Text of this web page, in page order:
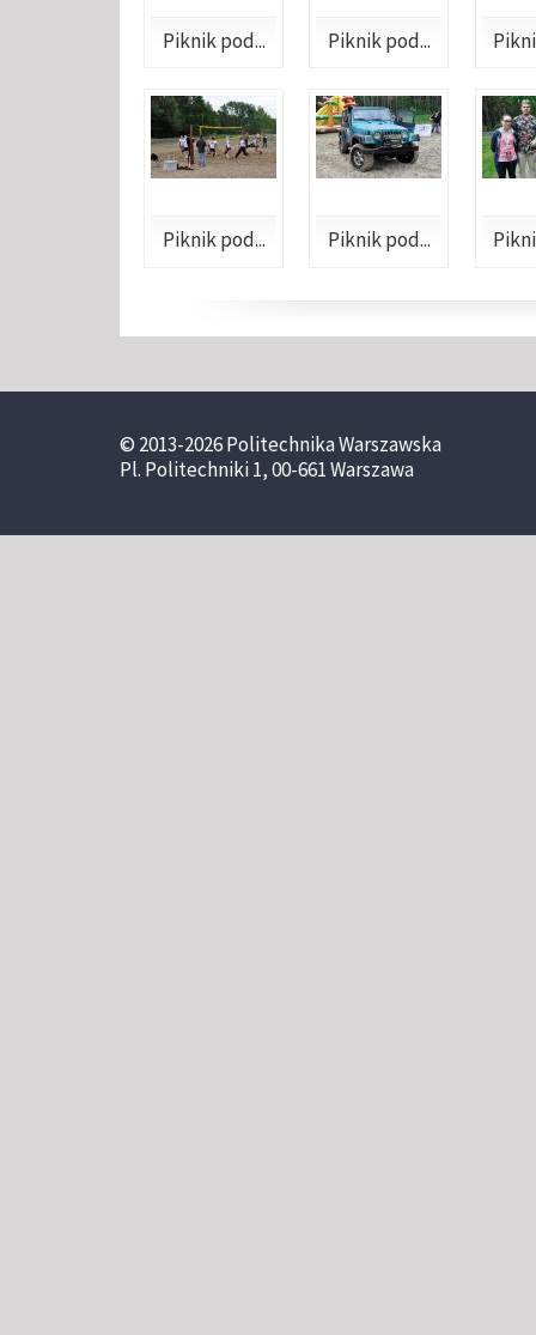
Piknik pod... Piknik pod...
Piknik pod... Piknik pod...
© 2013-2026 Politechnika Warszawska
Pl. Politechniki 1, 00-661 Warszawa